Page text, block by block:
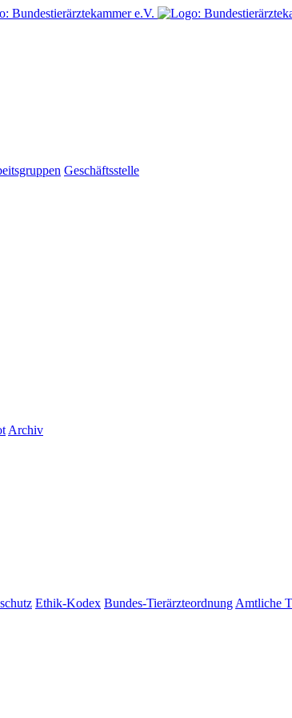
Geschäftsstelle
Archiv
Ethik-Kodex Bundes-Tierärzteordnung Amtliche